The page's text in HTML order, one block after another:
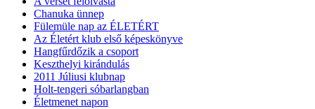
Chanuka ünnep
Fülemüle nap az ÉLETÉRT
Az Életért klub első képeskönyve
Hangfűrdőzik a csoport
Keszthelyi kirándulás
2011 Júliusi klubnap
Holt-tengeri sóbarlangban
Életmenet napon